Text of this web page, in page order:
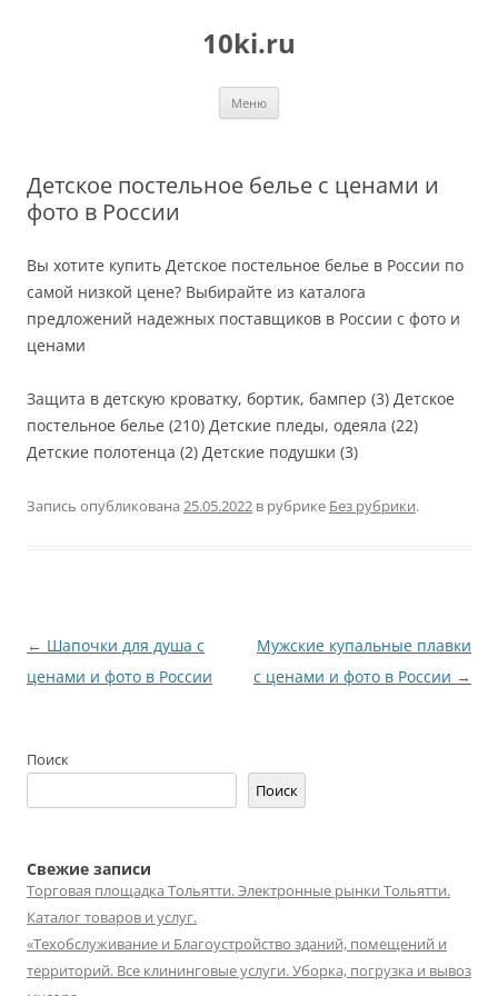
10ki.ru
Меню
Детское постельное белье с ценами и
фото в России
Вы хотите купить Детское постельное белье в России по
самой низкой цене? Выбирайте из каталога
предложений надежных поставщиков в России с фото и
ценами
Защита в детскую кроватку, бортик, бампер (3) Детское
постельное белье (210) Детские пледы, одеяла (22)
Детские полотенца (2) Детские подушки (3)
Запись опубликована 25.05.2022 в рубрике Без рубрики.
Навигация
по
← Шапочки для душа с
ценами и фото в России
Мужские купальные плавки
с ценами и фото в России →
Поиск
Поиск
Свежие записи
Торговая площадка Тольятти. Электронные рынки Тольятти.
Каталог товаров и услуг.
«Техобслуживание и Благоустройство зданий, помещений и
территорий. Все клининговые услуги. Уборка, погрузка и вывоз